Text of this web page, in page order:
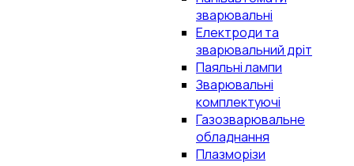
зварювальні
Електроди та
зварювальний дріт
Паяльні лампи
Зварювальні
комплектуючі
Газозварювальне
обладнання
Плазморізи